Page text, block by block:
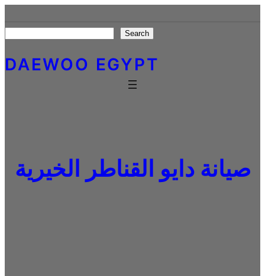
to
content
Search
DAEWOO EGYPT
صيانة دايو القناطر الخيرية